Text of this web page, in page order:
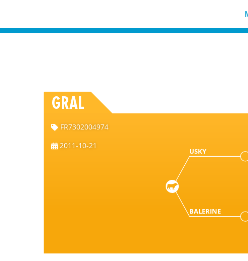
GRAL
FR7302004974
2011-10-21
USKY
BALERINE